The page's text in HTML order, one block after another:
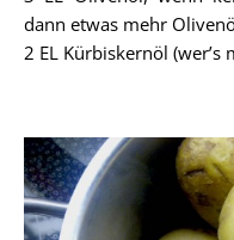
dann etwas mehr
2 EL Kürbiskernöl (wer’s